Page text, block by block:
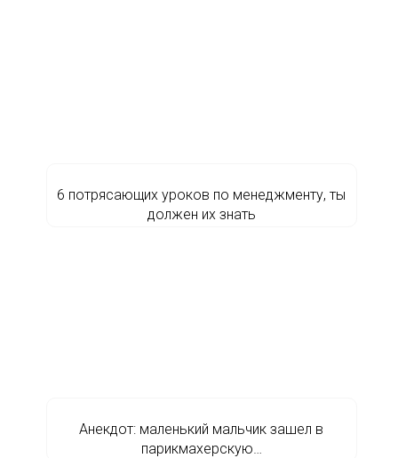
6 потрясающих уроков по менеджменту, ты
должен их знать
Анекдот: маленький мальчик зашел в
парикмахерскую…